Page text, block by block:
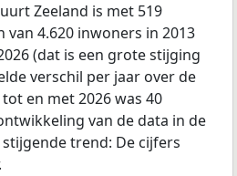
Zeeland is met 519
4.620 inwoners in 2013
(dat is een grote stijging
verschil per jaar over de
en met 2026 was 40
van de data in de
trend: De cijfers